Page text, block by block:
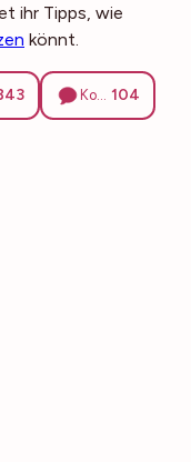
ihr Tipps, wie
könnt.
104